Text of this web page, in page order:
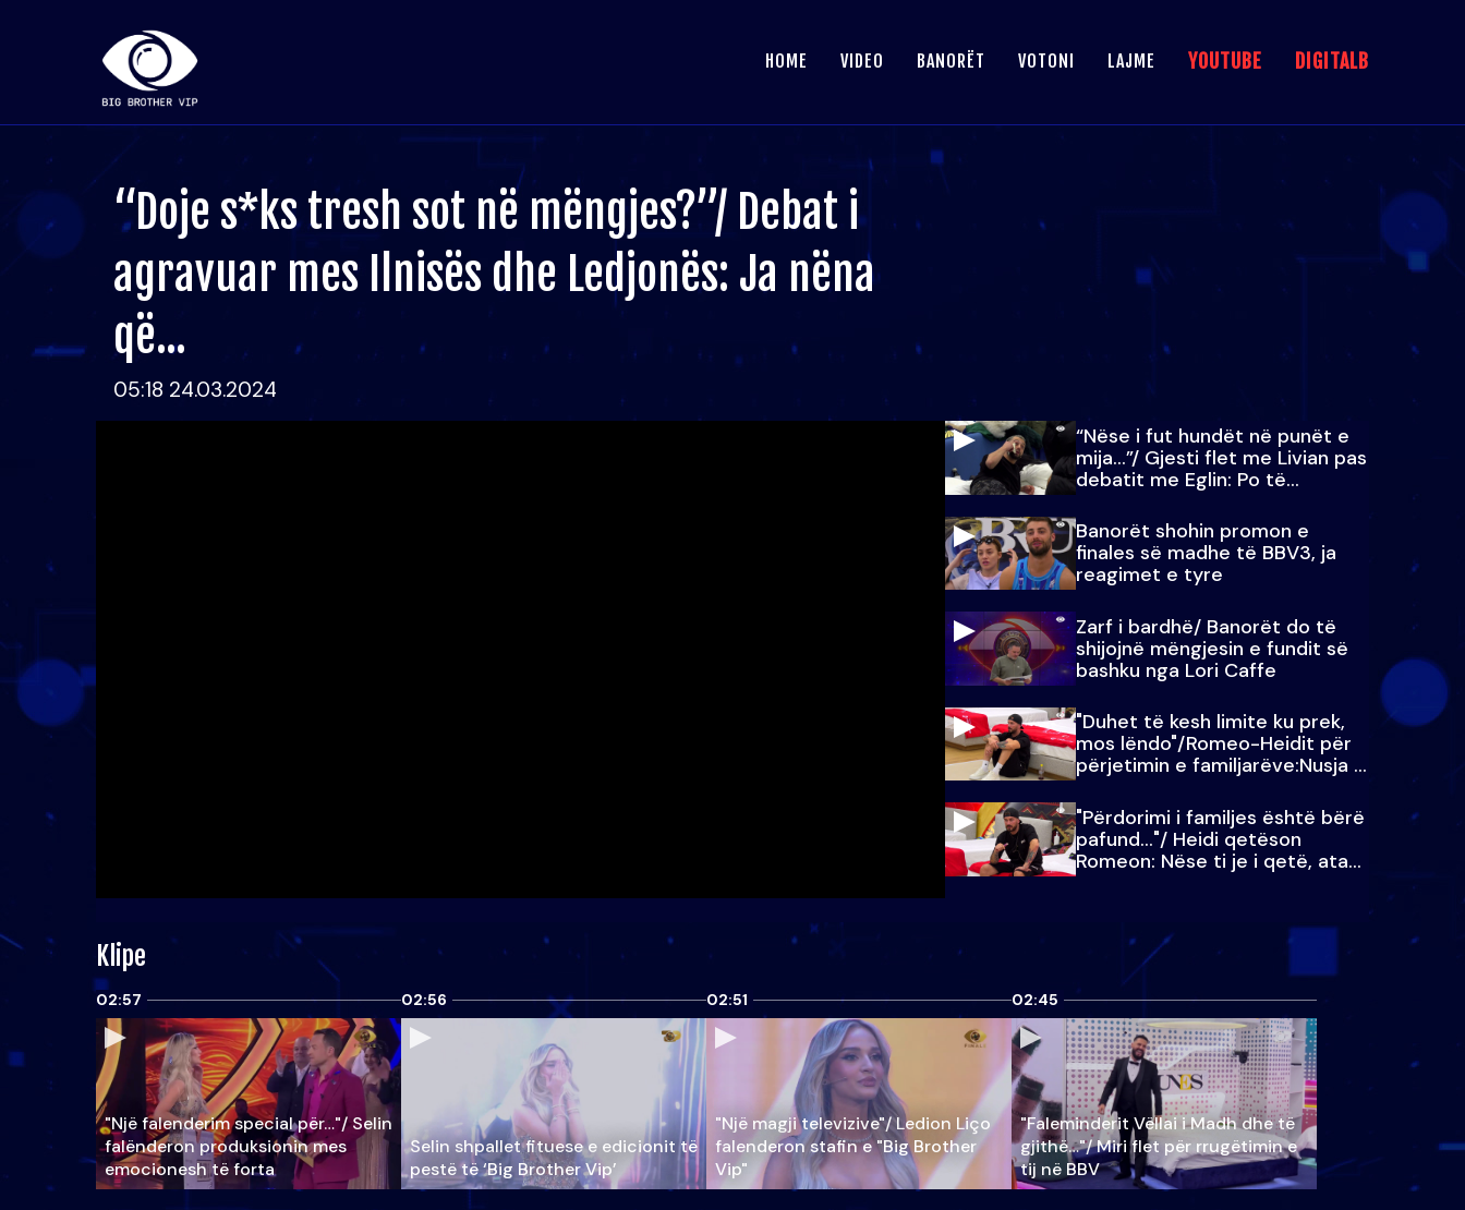
HOME VIDEO BANORËT VOTONI LAJME YOUTUBE DIGITALB
“Doje s*ks tresh sot në mëngjes?”/ Debat i
agravuar mes Ilnisës dhe Ledjonës: Ja nëna
që...
05:18 24.03.2024
“Nëse i fut hundët në punët e
mija…”/ Gjesti flet me Livian pas
debatit me Eglin: Po të
paralajmëroj
Banorët shohin promon e
finales së madhe të BBV3, ja
reagimet e tyre
Zarf i bardhë/ Banorët do të
shijojnë mëngjesin e fundit së
bashku nga Lori Caffe
"Duhet të kesh limite ku prek,
mos lëndo"/Romeo-Heidit për
përjetimin e familjarëve:Nusja e
Julit…
"Përdorimi i familjes është bërë
pafund…"/ Heidi qetëson
Romeon: Nëse ti je i qetë, ata
qetësohen
Klipe
02:57
"Një falenderim special për…"/ Selin
falënderon produksionin mes
emocionesh të forta
02:56
Selin shpallet fituese e edicionit të
pestë të ‘Big Brother Vip’
02:51
"Një magji televizive"/ Ledion Liço
falenderon stafin e "Big Brother
Vip"
02:45
"Faleminderit Vëllai i Madh dhe të
gjithë…"/ Miri flet për rrugëtimin e
tij në BBV